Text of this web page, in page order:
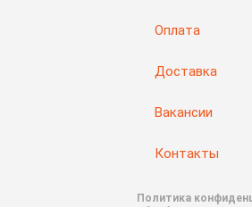
Оплата
Доставка
Вакансии
Контакты
Политика